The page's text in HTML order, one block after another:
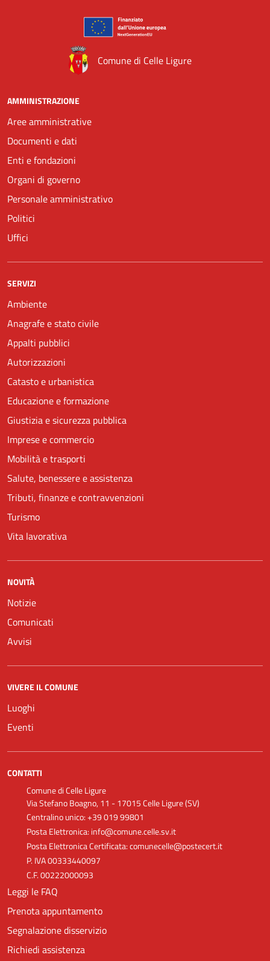
Comune di Celle Ligure
AMMINISTRAZIONE
Aree amministrative
Documenti e dati
Enti e fondazioni
Organi di governo
Personale amministrativo
Politici
Uffici
SERVIZI
Ambiente
Anagrafe e stato civile
Appalti pubblici
Autorizzazioni
Catasto e urbanistica
Educazione e formazione
Giustizia e sicurezza pubblica
Imprese e commercio
Mobilità e trasporti
Salute, benessere e assistenza
Tributi, finanze e contravvenzioni
Turismo
Vita lavorativa
NOVITÀ
Notizie
Comunicati
Avvisi
VIVERE IL COMUNE
Luoghi
Eventi
CONTATTI
Comune di Celle Ligure
Via Stefano Boagno, 11 - 17015 Celle Ligure (SV)
Centralino unico: +39 019 99801
Posta Elettronica: info@comune.celle.sv.it
Posta Elettronica Certificata: comunecelle@postecert.it
P. IVA 00333440097
C.F. 00222000093
Leggi le FAQ
Prenota appuntamento
Segnalazione disservizio
Richiedi assistenza